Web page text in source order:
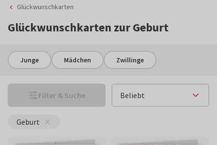
Glückwunschkarten
Glückwunschkarten zur Geburt
Junge Mädchen Zwillinge
Filter & Suche
Geburt